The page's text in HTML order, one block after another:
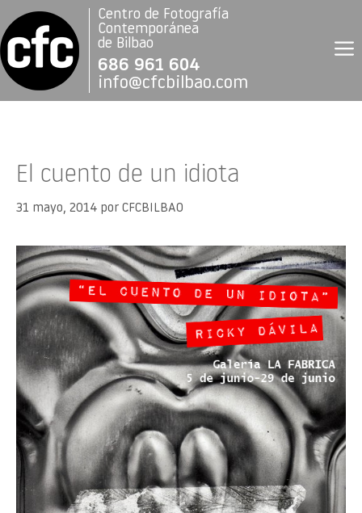
contenido
Centro de Fotografía
Contemporánea
de Bilbao
686 961 604
info@cfcbilbao.com
El cuento de un idiota
31 mayo, 2014 por CFCBILBAO